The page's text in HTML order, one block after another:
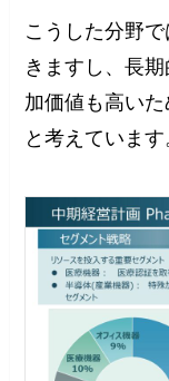
こうした分野
きますし、長
加価値も高い
と考えています